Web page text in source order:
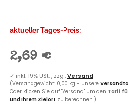
aktueller Tages-Preis:
2,69 €
✓ inkl. 19% USt. , zzgl.Versand
(Versandgewicht: 0,00 kg - Unsere
Oder klicken Sie auf "Versand" um den Tarif
und Ihrem Zielort zu berechnen.)